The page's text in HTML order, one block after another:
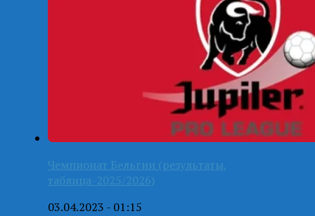
Чемпионат Бельгии (результаты,
таблица-2025/2026)
03.04.2023 - 01:15